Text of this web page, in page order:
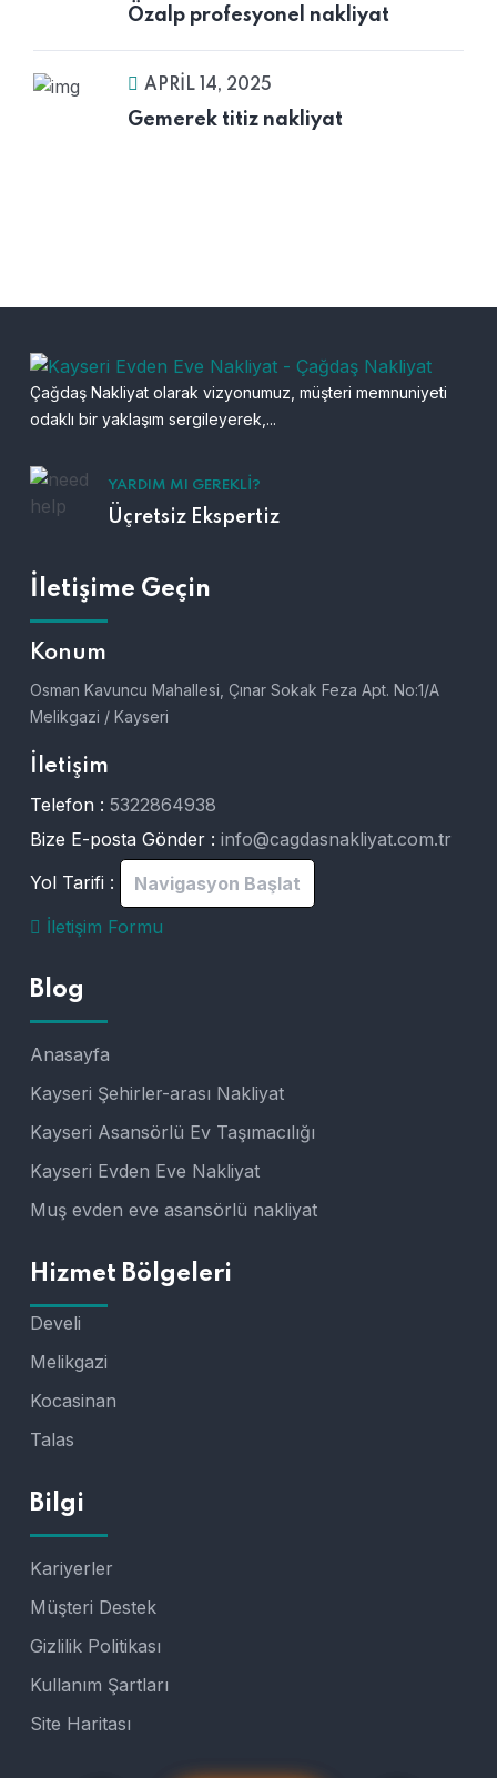
Özalp profesyonel nakliyat
APRIL 14, 2025
Gemerek titiz nakliyat
Çağdaş Nakliyat olarak vizyonumuz, müşteri memnuniyeti
odaklı bir yaklaşım sergileyerek,...
YARDIM MI GEREKLI?
Üçretsiz Ekspertiz
İletişime Geçin
Konum
Osman Kavuncu Mahallesi, Çınar Sokak Feza Apt. No:1/A
Melikgazi / Kayseri
İletişim
Telefon : 5322864938
Bize E-posta Gönder : info@cagdasnakliyat.com.tr
Yol Tarifi :
Navigasyon Başlat
İletişim Formu
Blog
Anasayfa
Kayseri Şehirler-arası Nakliyat
Kayseri Asansörlü Ev Taşımacılığı
Kayseri Evden Eve Nakliyat
Muş evden eve asansörlü nakliyat
Hizmet Bölgeleri
Develi
Melikgazi
Kocasinan
Talas
Bilgi
Kariyerler
Müşteri Destek
Gizlilik Politikası
Kullanım Şartları
Site Haritası